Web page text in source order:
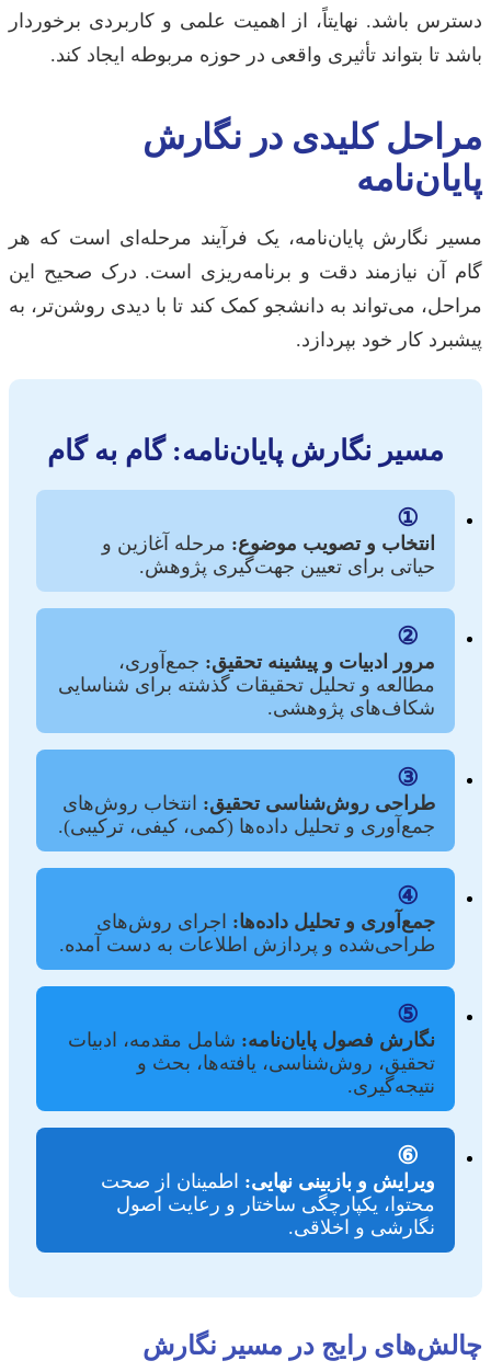
دسترس باشد. نهایتاً، از اهمیت علمی و کاربردی برخوردار
باشد تا بتواند تأثیری واقعی در حوزه مربوطه ایجاد کند.
مراحل کلیدی در نگارش
پایان‌نامه
مسیر نگارش پایان‌نامه، یک فرآیند مرحله‌ای است که هر
گام آن نیازمند دقت و برنامه‌ریزی است. درک صحیح این
مراحل، می‌تواند به دانشجو کمک کند تا با دیدی روشن‌تر، به
پیشبرد کار خود بپردازد.
مسیر نگارش پایان‌نامه: گام به گام
①
انتخاب و تصویب موضوع: مرحله آغازین و
حیاتی برای تعیین جهت‌گیری پژوهش.
②
مرور ادبیات و پیشینه تحقیق: جمع‌آوری،
مطالعه و تحلیل تحقیقات گذشته برای شناسایی
شکاف‌های پژوهشی.
③
طراحی روش‌شناسی تحقیق: انتخاب روش‌های
جمع‌آوری و تحلیل داده‌ها (کمی، کیفی، ترکیبی).
④
جمع‌آوری و تحلیل داده‌ها: اجرای روش‌های
طراحی‌شده و پردازش اطلاعات به دست آمده.
⑤
نگارش فصول پایان‌نامه: شامل مقدمه، ادبیات
تحقیق، روش‌شناسی، یافته‌ها، بحث و
نتیجه‌گیری.
⑥
ویرایش و بازبینی نهایی: اطمینان از صحت
محتوا، یکپارچگی ساختار و رعایت اصول
نگارشی و اخلاقی.
چالش‌های رایج در مسیر نگارش